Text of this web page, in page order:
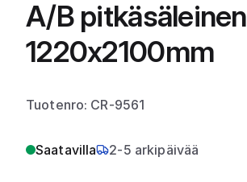
A/B pitkäsäleinen
1220x2100mm
Tuotenro: CR-9561
Saatavilla 2-5 arkipäivää